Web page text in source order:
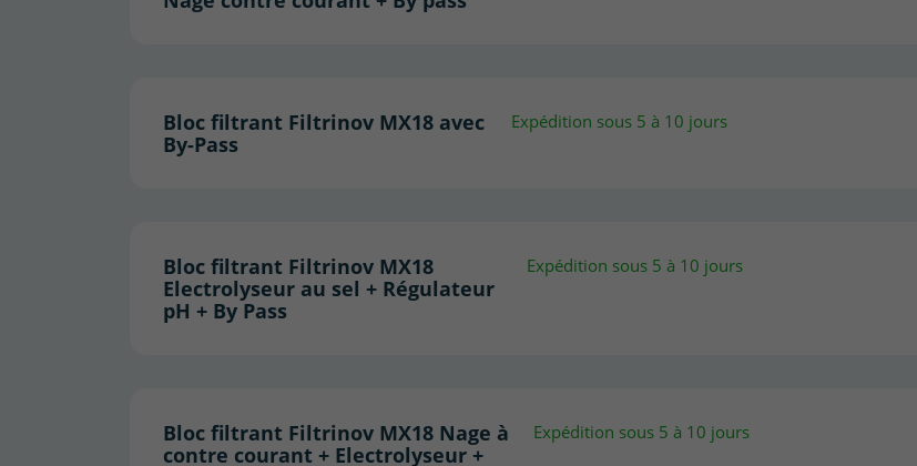
Bloc filtrant Filtrinov MX18 avec
By-Pass
Expédition sous 5 à 10 jours
Bloc filtrant Filtrinov MX18
Electrolyseur au sel + Régulateur
pH + By Pass
Expédition sous 5 à 10 jours
Bloc filtrant Filtrinov MX18 Nage à
contre courant + Electrolyseur +
Expédition sous 5 à 10 jours